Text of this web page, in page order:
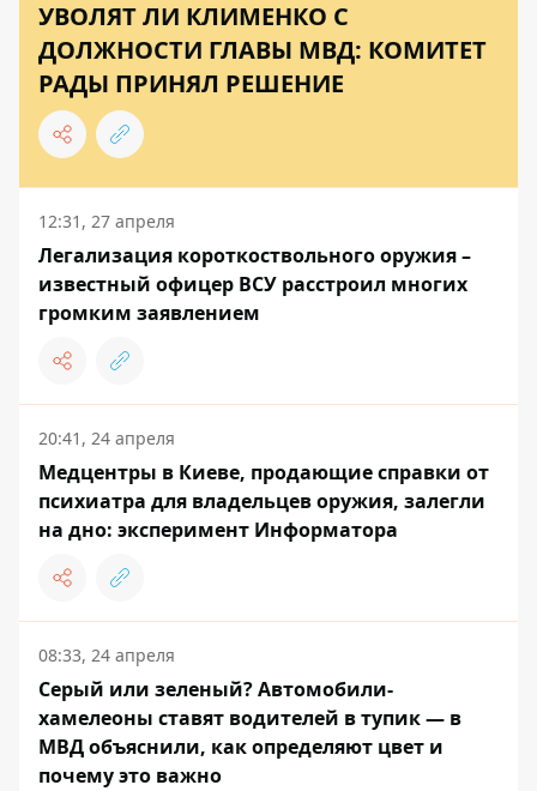
УВОЛЯТ ЛИ КЛИМЕНКО С
ДОЛЖНОСТИ ГЛАВЫ МВД: КОМИТЕТ
РАДЫ ПРИНЯЛ РЕШЕНИЕ
12:31, 27 апреля
Легализация короткоствольного оружия –
известный офицер ВСУ расстроил многих
громким заявлением
20:41, 24 апреля
Медцентры в Киеве, продающие справки от
психиатра для владельцев оружия, залегли
на дно: эксперимент Информатора
08:33, 24 апреля
Серый или зеленый? Автомобили-
хамелеоны ставят водителей в тупик — в
МВД объяснили, как определяют цвет и
почему это важно